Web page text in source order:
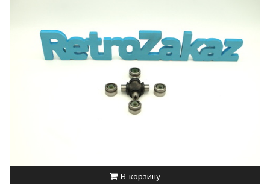
В корзину